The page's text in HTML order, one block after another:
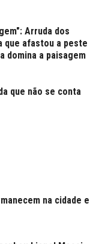
Arruda dos
que afastou a peste
domina a paisagem
que não se conta
na cidade e